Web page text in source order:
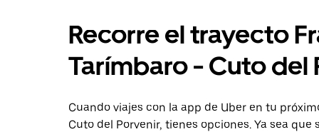
Recorre el trayecto
Tarímbaro - Cuto del
Cuando viajes con la app de Uber en tu
Cuto del Porvenir, tienes opciones. Ya sea